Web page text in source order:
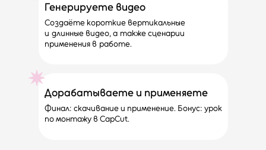
Дорабатываете и применяете
Финал: скачивание и применение. Бонус: урок
по монтажу в CapCut.
Генерируете видео
Создаёте короткие вертикальные
и длинные видео, а также сценарии
применения в работе.